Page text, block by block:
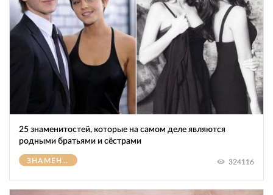
25 знаменитостей, которые на самом деле являются
родными братьями и сёстрами
ЗНАМЕНИТОСТИ 324116